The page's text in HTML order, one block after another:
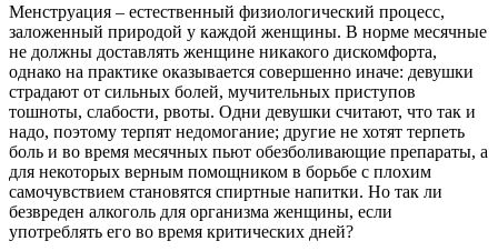
Менструация – естественный физиологический процесс,
заложенный природой у каждой женщины. В норме месячные
не должны доставлять женщине никакого дискомфорта,
однако на практике оказывается совершенно иначе: девушки
страдают от сильных болей, мучительных приступов
тошноты, слабости, рвоты. Одни девушки считают, что так и
надо, поэтому терпят недомогание; другие не хотят терпеть
боль и во время месячных пьют обезболивающие препараты, а
для некоторых верным помощником в борьбе с плохим
самочувствием становятся спиртные напитки. Но так ли
безвреден алкоголь для организма женщины, если
употреблять его во время критических дней?